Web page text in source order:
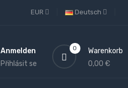
Deutsch
EUR
0
Warenkorb
0,00 €
Anmelden
Přihlásit se